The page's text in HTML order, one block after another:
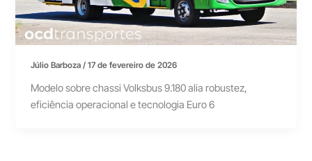
Júlio Barboza/17 de fevereiro de 2026
Modelo sobre chassi Volksbus 9.180 alia robustez,
eficiência operacional e tecnologia Euro 6